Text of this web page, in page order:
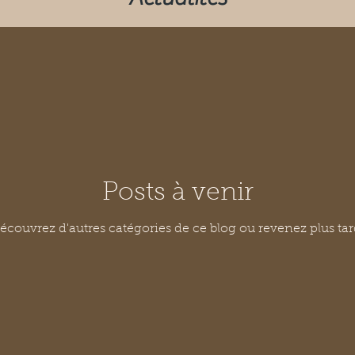
Posts à venir
d'autres catégories de ce blog ou revenez plus